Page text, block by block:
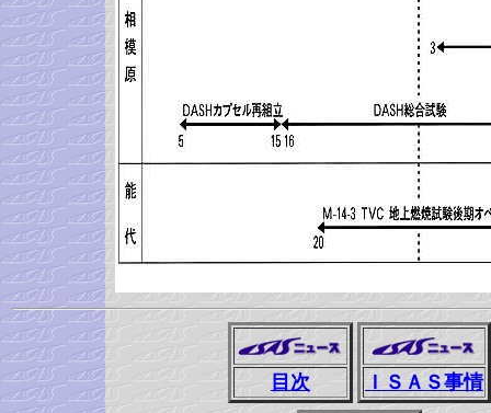
目次 ＩＳＡＳ事情